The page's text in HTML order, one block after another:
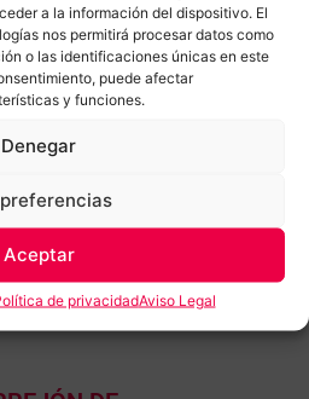
a la información del dispositivo. El
nos permitirá procesar datos como
o las identificaciones únicas en este
puede afectar
y funciones.
Aceptar
Denegar
de privacidadAviso Legal
II, 15)
(C. Santa Engracia)
(Av. de Monforte de
2 (Avda. Pablo